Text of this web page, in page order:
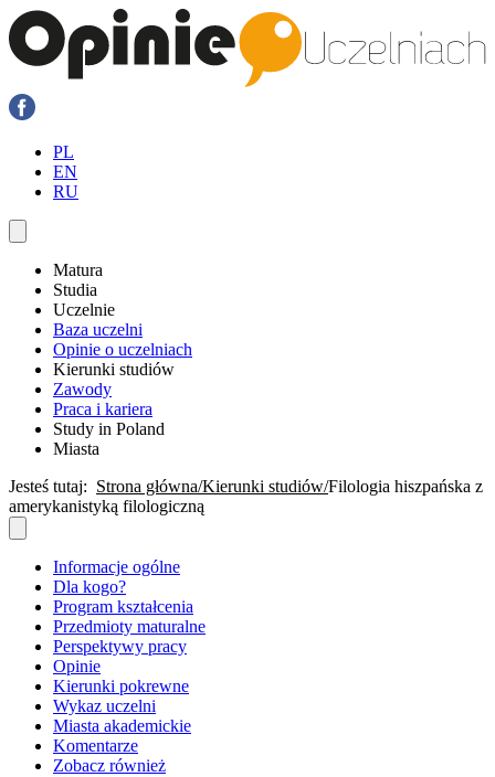
PL
EN
RU
Matura
Studia
Uczelnie
Baza uczelni
Opinie o uczelniach
Kierunki studiów
Zawody
Praca i kariera
Study in Poland
Miasta
Jesteś tutaj: Strona główna Kierunki studiów Filologia hiszpańska z
amerykanistyką filologiczną
Informacje ogólne
Dla kogo?
Program kształcenia
Przedmioty maturalne
Perspektywy pracy
Opinie
Kierunki pokrewne
Wykaz uczelni
Miasta akademickie
Komentarze
Zobacz również